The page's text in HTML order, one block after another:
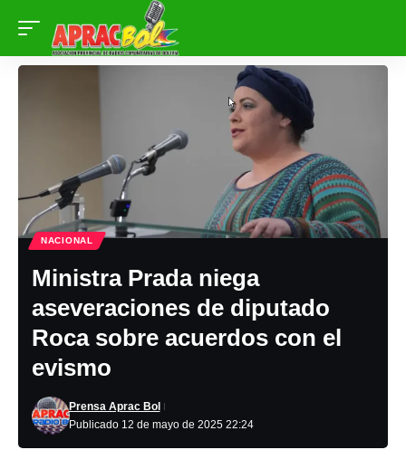
NACIONAL
Ministra Prada niega
aseveraciones de diputado
Roca sobre acuerdos con el
evismo
Publicado 12 de mayo de 2025 22:24
Prensa Aprac Bol